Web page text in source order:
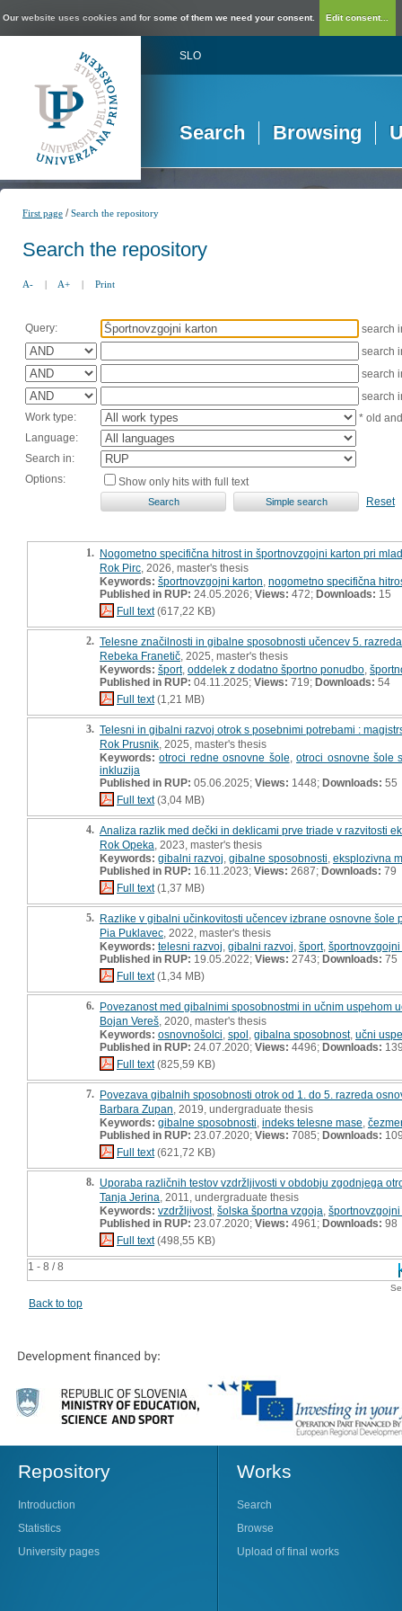
Our website uses cookies and for some of them we need your consent. Edit consent...
SLO
Search Browsing
First page /Search the repository
Search the repository
A- | A+ | Print
Query:
search
search
search
search
Work type:
* old
Language:
Search in:
Options:
Show only hits with full text
Reset
1 - 8 / 8
1. Nogometno specifična hitrost in športnovzgojni karton pri
Rok Pirc , 2026, master's thesis
Keywords: športnovzgojni karton nogometno specifična
Published in RUP: 24.05.2026; Views: 472; Downloads: 15
Full text(617,22 KB)
2. Telesne značilnosti in gibalne sposobnosti učencev 5.
Rebeka Franetič , 2025, master's thesis
Keywords: šport, oddelek z dodatno športno ponudbo
Published in RUP: 04.11.2025; Views: 719; Downloads: 54
Full text(1,21 MB)
3. Telesni in gibalni razvoj otrok s posebnimi potrebami :
Rok Prusnik , 2025, master's thesis
Keywords: otroci redne osnovne šole ,otroci osnovne šole
inkluzija
Published in RUP: 05.06.2025; Views: 1448; Downloads: 55
Full text(3,04 MB)
4. Analiza razlik med dečki in deklicami prve triade v razvitosti
Rok Opeka , 2023, master's thesis
Keywords: gibalni razvoj gibalne sposobnosti eksplozivna
Published in RUP: 16.11.2023; Views: 2687; Downloads: 79
Full text(1,37 MB)
5. Razlike v gibalni učinkovitosti učencev izbrane osnovne
Pia Puklavec , 2022, master's thesis
Keywords: telesni razvoj gibalni razvoj šport,
Published in RUP: 19.05.2022; Views: 2743; Downloads: 75
Full text(1,34 MB)
6. Povezanost med gibalnimi sposobnostmi in učnim uspehom
Bojan Vereš , 2020, master's thesis
Keywords: osnovnošolci spol gibalna sposobnost, učni
Published in RUP: 24.07.2020; Views: 4496; Downloads:
Full text(825,59 KB)
7. Povezava gibalnih sposobnosti otrok od 1. do 5. razreda
Barbara Zupan , 2019, undergraduate thesis
Keywords: gibalne sposobnosti indeks telesne mase
Published in RUP: 23.07.2020; Views: 7085; Downloads:
Full text(621,72 KB)
8. Uporaba različnih testov vzdržljivosti v obdobju zgodnjega
Tanja Jerina , 2011, undergraduate thesis
Keywords: vzdržljivost, šolska športna vzgoja
Published in RUP: 23.07.2020; Views: 4961; Downloads: 98
Full text(498,55 KB)
Back to top
Repository
Introduction
Statistics
University pages
Works
Search
Browse
Upload of final works